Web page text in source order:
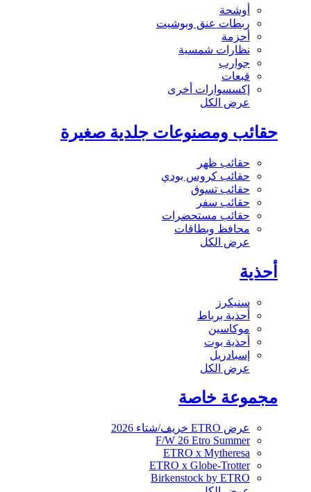
أوشحة
ربطات عنق وبوشيت
أحزمة
نظارات شمسية
جوارب
قبعات
إكسسوارات أخرى
عرض الكل
حقائب ومصنوعات جلدية صغيرة
حقائب ظهر
حقائب كروس بودي
حقائب تسوق
حقائب سفر
حقائب مستحضرات
محافظ وبطاقات
عرض الكل
أحذية
سنيكرز
أحذية برباط
موكاسين
أحذية بوت
إسبادريل
عرض الكل
مجموعة خاصة
عرض ETRO خريف/شتاء 2026
F/W 26 Etro Summer
ETRO x Mytheresa
ETRO x Globe-Trotter
Birkenstock by ETRO